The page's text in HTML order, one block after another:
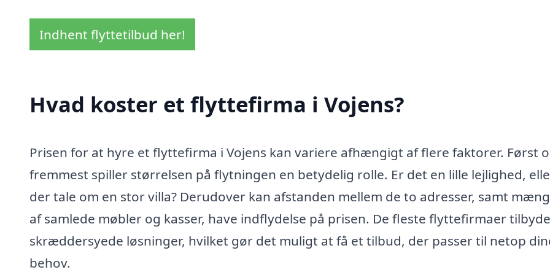
Indhent flyttetilbud her!
Hvad koster et flyttefirma i Vojens?
Prisen for at hyre et flyttefirma i Vojens kan variere afhængigt af flere faktorer. Først
fremmest spiller størrelsen på flytningen en betydelig rolle. Er det en lille lejlighed,
der tale om en stor villa? Derudover kan afstanden mellem de to adresser, samt
af samlede møbler og kasser, have indflydelse på prisen. De fleste flyttefirmaer
skræddersyede løsninger, hvilket gør det muligt at få et tilbud, der passer til netop
behov.